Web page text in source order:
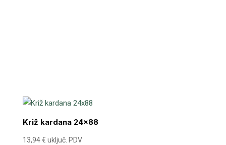
Križ kardana 24×88
13,94€ uključ. PDV